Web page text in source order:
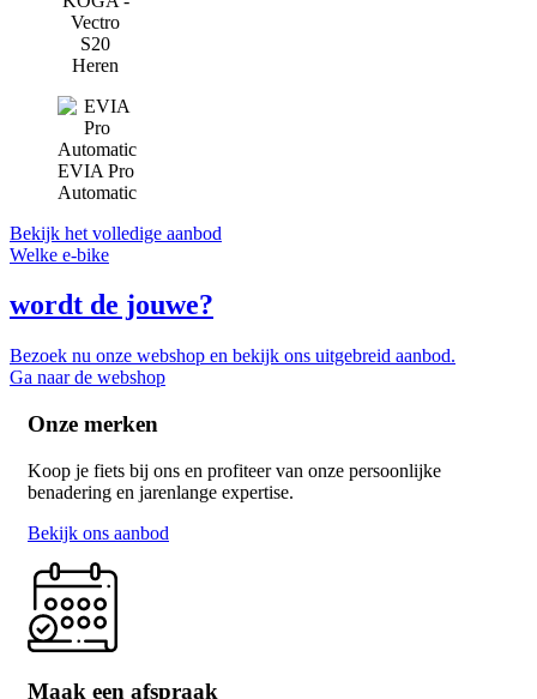
Vectro
S20
Heren
EVIA Pro
Automatic
Bekijk het volledige aanbod
Welke e-bike
wordt de jouwe?
Bezoek nu onze webshop en bekijk ons uitgebreid aanbod.
Ga naar de webshop
Onze merken
Koop je fiets bij ons en profiteer van onze persoonlijke
benadering en jarenlange expertise.
Bekijk ons aanbod
Maak een afspraak